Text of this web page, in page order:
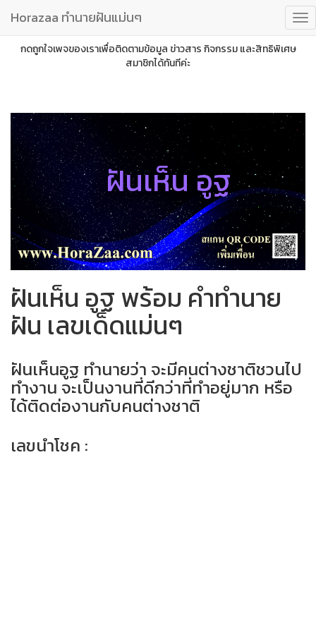
Horazaa ทำนายฝันแม่นๆ
กดถูกใจเพจของเราเพื่อติดตามข้อมูล ข่าวสาร กิจกรรม และสิทธิพิเศษ
สมาชิกได้ทันทีค่ะ
ฝันเห็น อูฐ
ฝันเห็น อูฐ พร้อม คำทำนาย
ฝัน เลขเด็ดแม่นๆ
ฝันเห็นอูฐ ทำนายว่า จะมีคนต่างชาติชวนไป
ทำงาน จะเป็นงานที่ดีกว่าที่ทำอยู่มาก หรือ
ได้ติดต่องานกับคนต่างชาติ
เลขนำโชค :